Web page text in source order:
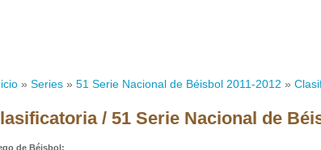
» Series » 51 Serie Nacional de Béisbol 2011-2012 »
/ 51 Serie Nacional de
de Béisbol: